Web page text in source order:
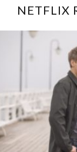
NETFLIX